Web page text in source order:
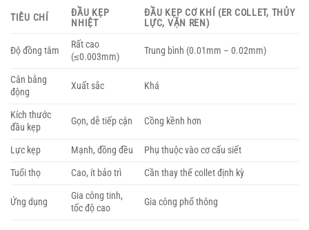
TIÊU CHÍ
ĐẦU KẸP
NHIỆT
ĐẦU KẸP CƠ KHÍ (ER COLLET, THỦY
LỰC, VẶN REN)
Độ đồng tâm
Rất cao
(≤0.003mm)
Trung bình (0.01mm – 0.02mm)
Cân bằng
động
Xuất sắc Khá
Kích thước
đầu kẹp
Gọn, dễ tiếp cận Cồng kềnh hơn
Lực kẹp Mạnh, đồng đều
Phụ thuộc vào cơ cấu siết
Tuổi thọ
Cao, ít bảo trì Cần thay thế collet định kỳ
Ứng dụng
Gia công tinh,
tốc độ cao
Gia công phổ thông